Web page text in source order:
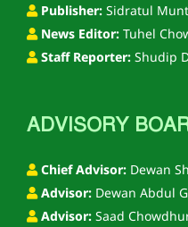
Publisher: Sidratul
News Editor: Tuhel
Staff Reporter: Shudip
ADVISORY
Chief Advisor: Dewan
Advisor: Dewan Abdul
Advisor: Saad